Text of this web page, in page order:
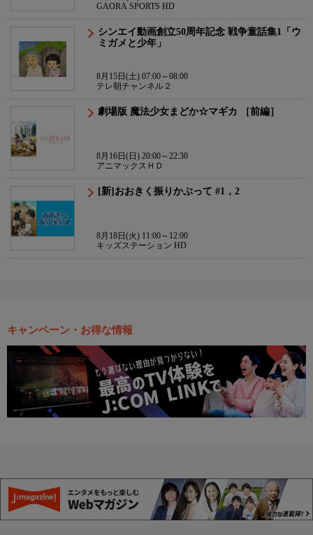
GAORA SPORTS HD
シンエイ動画創立50周年記念 戦争童話集1「ウ
ミガメと少年」
8月15日(土) 07:00～08:00
テレ朝チャンネル２
劇場版 魔法少女まどか☆マギカ ［前編］
8月16日(日) 20:00～22:30
アニマックスＨＤ
[新]おおきく振りかぶって #1，2
8月18日(火) 11:00～12:00
キッズステーション HD
キャンペーン・お得な情報